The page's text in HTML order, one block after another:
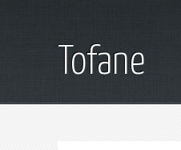
Tofane